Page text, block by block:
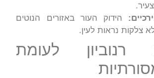
הידוק העור באזורים הנוטים
צלקות נראות לעין.
רנוביון לעומת